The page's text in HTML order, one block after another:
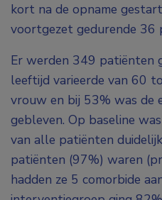
kort na de opname
voortgezet gedurende 36
Er werden 349 patiënten
leeftijd varieerde van 60
vrouw en bij 53% was de
gebleven. Op baseline
van alle patiënten
patiënten (97%) waren
hadden ze 5 comorbide